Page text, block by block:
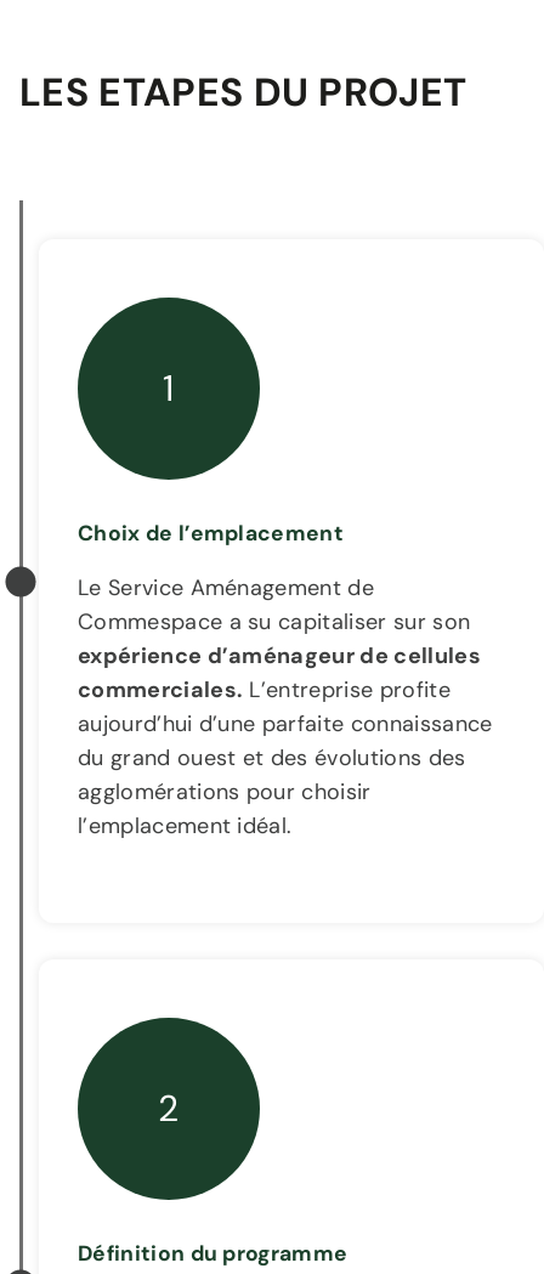
LES ETAPES DU PROJET
1
Choix de l’emplacement
Le Service Aménagement de
Commespace a su capitaliser sur son
expérience d’aménageur de cellules
commerciales. L’entreprise profite
aujourd’hui d’une parfaite connaissance
du grand ouest et des évolutions des
agglomérations pour choisir
l’emplacement idéal.
2
Définition du programme